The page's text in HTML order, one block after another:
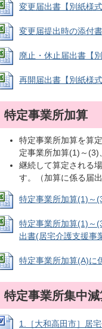
変更届出書【別紙様
変更届提出時の添付
廃止・休止届出書【
再開届出書【別紙様
特定事業所加算
特定事業所加算を算
定事業所加算(1)～(3)
継続して算定される
す。（加算に係る届
特定事業所加算(1)～
特定事業所加算(1)～
出書(居宅介護支援事
特定事業所加算(A)に
特定事業所集中減
1.［大和高田市］居